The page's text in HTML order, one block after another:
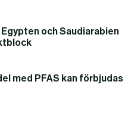
och Saudiarabien
med PFAS kan förbjudas